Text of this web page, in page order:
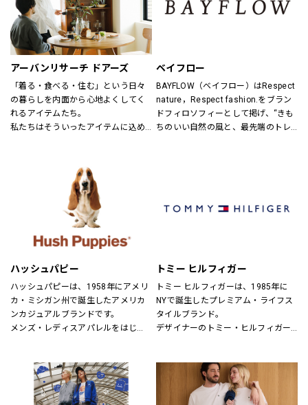
アウトドア・ライフスタルウェア等
の幅広いアイテムをメンズ・ウィメ
ンズ・ユニセックスにて展開してお
ります。
アーバンリサーチ ドアーズ
「着る・食べる・住む」という日々
の暮らしを内面から心地よくしてく
れるアイテムたち。
私たちはそういったアイテムに込め
「新しい価値観へのドア」を開く案
内役として、日々の暮らしの中で大
切なものを一緒に見つけていきたい
と考えています。
あなたらしいスタイル、あなたにと
ってのベーシックを、DOORSへ探し
ベイフロー
BAYFLOW（ベイフロー）はRespect
nature，Respect fashion.をブラン
ドフィロソフィーとして掲げ、“きも
ちのいい自然の風と、最先端のトレ
ハッシュパピー
ハッシュパピーは、1958年にアメリ
カ・ミシガン州で誕生したアメリカ
ンカジュアルブランドです。
メンズ・レディスアパレルをはじ
定期的にお得なキャンペーンも開
催！皆様のご来店を心よりお待ちし
ております！
トミー ヒルフィガー
トミー ヒルフィガーは、1985年に
NYで誕生したプレミアム・ライフス
タイルブランド。
デザイナーのトミー・ヒルフィガー
にモダンなツイストを加えた、遊び
心と上品さが特徴です。